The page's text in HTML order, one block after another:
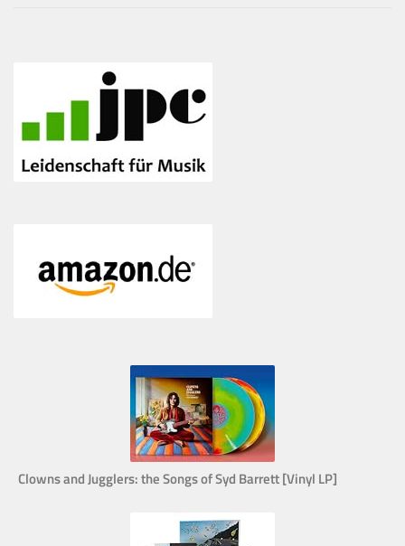
Clowns and Jugglers: the Songs of Syd Barrett [Vinyl LP]